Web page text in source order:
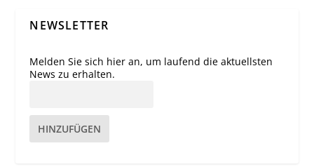
NEWSLETTER
Melden Sie sich hier an, um laufend die aktuellsten
News zu erhalten.
HINZUFÜGEN